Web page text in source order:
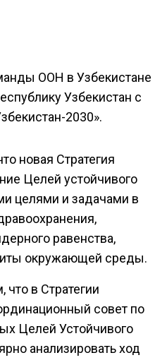
ООН в Узбекистане
Узбекистан с
2030».
новая Стратегия
Целей устойчивого
целями и задачами в
равенства,
окружающей среды.
в Стратегии
совет по
Целей Устойчивого
анализировать ход